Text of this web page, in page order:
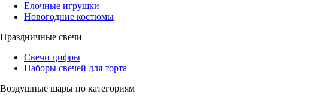
Елочные игрушки
Новогодние костюмы
Праздничные свечи
Свечи цифры
Наборы свечей для торта
Воздушные шары по категориям